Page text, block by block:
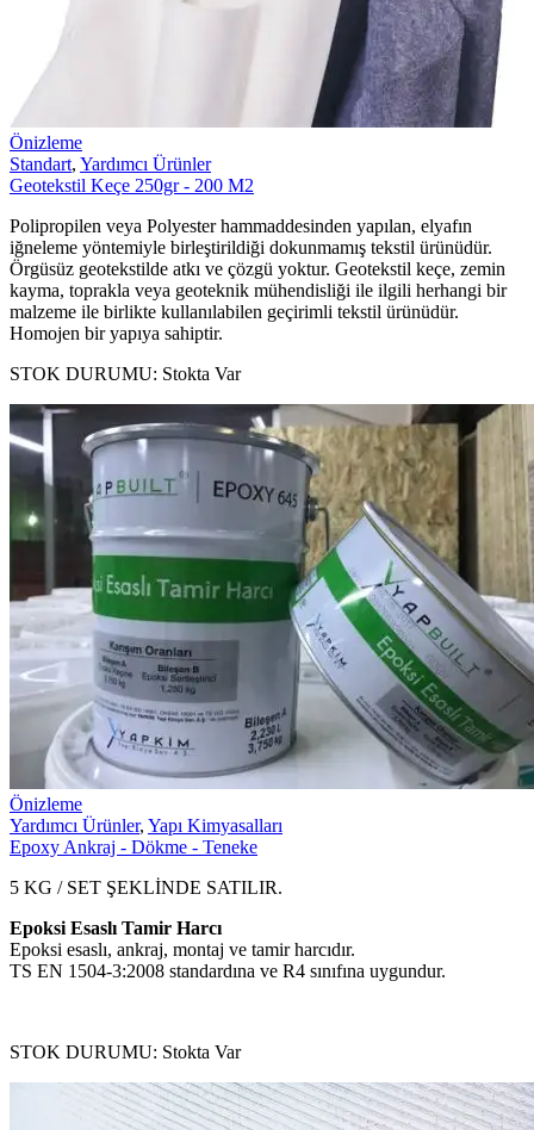
Önizleme
Standart, Yardımcı Ürünler
Geotekstil Keçe 250gr - 200 M2
Polipropilen veya Polyester hammaddesinden yapılan, elyafın
iğneleme yöntemiyle birleştirildiği dokunmamış tekstil ürünüdür.
Örgüsüz geotekstilde atkı ve çözgü yoktur. Geotekstil keçe, zemin
kayma, toprakla veya geoteknik mühendisliği ile ilgili herhangi bir
malzeme ile birlikte kullanılabilen geçirimli tekstil ürünüdür.
Homojen bir yapıya sahiptir.
STOK DURUMU: Stokta Var
Önizleme
Yardımcı Ürünler, Yapı Kimyasalları
Epoxy Ankraj - Dökme - Teneke
5 KG / SET ŞEKLİNDE SATILIR.
Epoksi Esaslı Tamir Harcı
Epoksi esaslı, ankraj, montaj ve tamir harcıdır.
TS EN 1504-3:2008 standardına ve R4 sınıfına uygundur.
STOK DURUMU: Stokta Var